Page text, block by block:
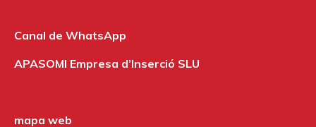
Canal de WhatsApp
APASOMI Empresa d’Inserció SLU
mapa web